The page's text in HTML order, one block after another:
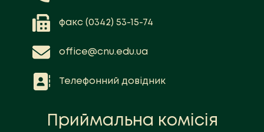
факс (0342) 53-15-74
office@cnu.edu.ua
Телефонний довідник
Приймальна комісія